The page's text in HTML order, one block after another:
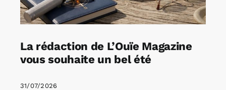
La rédaction de L’Ouïe Magazine
vous souhaite un bel été
31/07/2026